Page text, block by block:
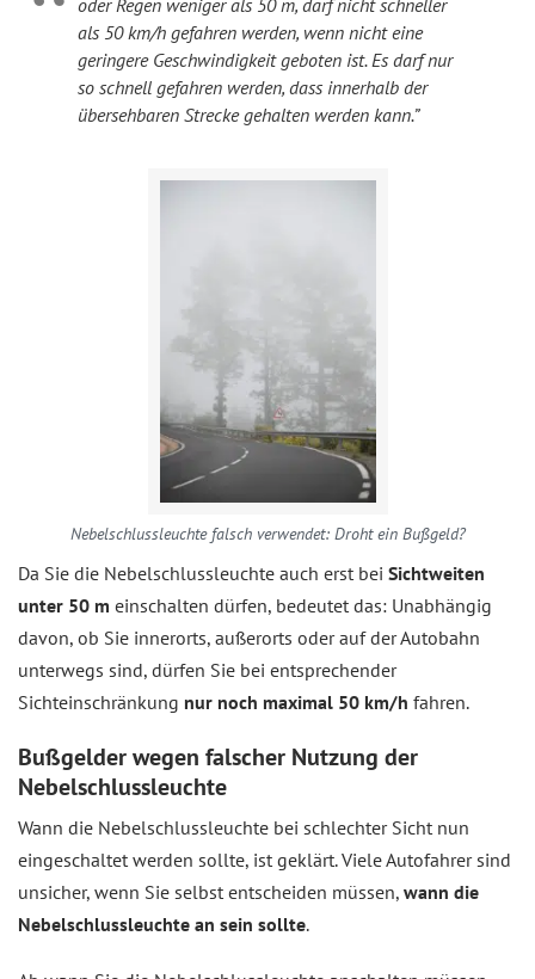
oder Regen weniger als 50 m, darf nicht schneller
als 50 km/h gefahren werden, wenn nicht eine
geringere Geschwindigkeit geboten ist. Es darf nur
so schnell gefahren werden, dass innerhalb der
übersehbaren Strecke gehalten werden kann.”
Nebelschlussleuchte falsch verwendet: Droht ein Bußgeld?
Da Sie die Nebelschlussleuchte auch erst bei Sichtweiten
unter 50 m einschalten dürfen, bedeutet das: Unabhängig
davon, ob Sie innerorts, außerorts oder auf der Autobahn
unterwegs sind, dürfen Sie bei entsprechender
Sichteinschränkung nur noch maximal 50 km/h fahren.
Bußgelder wegen falscher Nutzung der
Nebelschlussleuchte
Wann die Nebelschlussleuchte bei schlechter Sicht nun
eingeschaltet werden sollte, ist geklärt. Viele Autofahrer sind
unsicher, wenn Sie selbst entscheiden müssen, wann die
Nebelschlussleuchte an sein sollte.